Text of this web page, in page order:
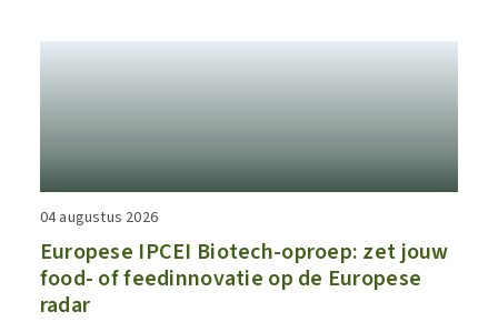
04 augustus 2026
​​Europese IPCEI Biotech-oproep: zet jouw
food- of feedinnovatie op de Europese
radar​